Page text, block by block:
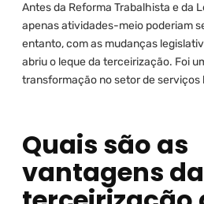
Antes da Reforma Trabalhista e da
apenas atividades-meio poderiam
entanto, com as mudanças
abriu o leque da terceirização. Foi
transformação no setor de serviços
Quais são as
vantagens da